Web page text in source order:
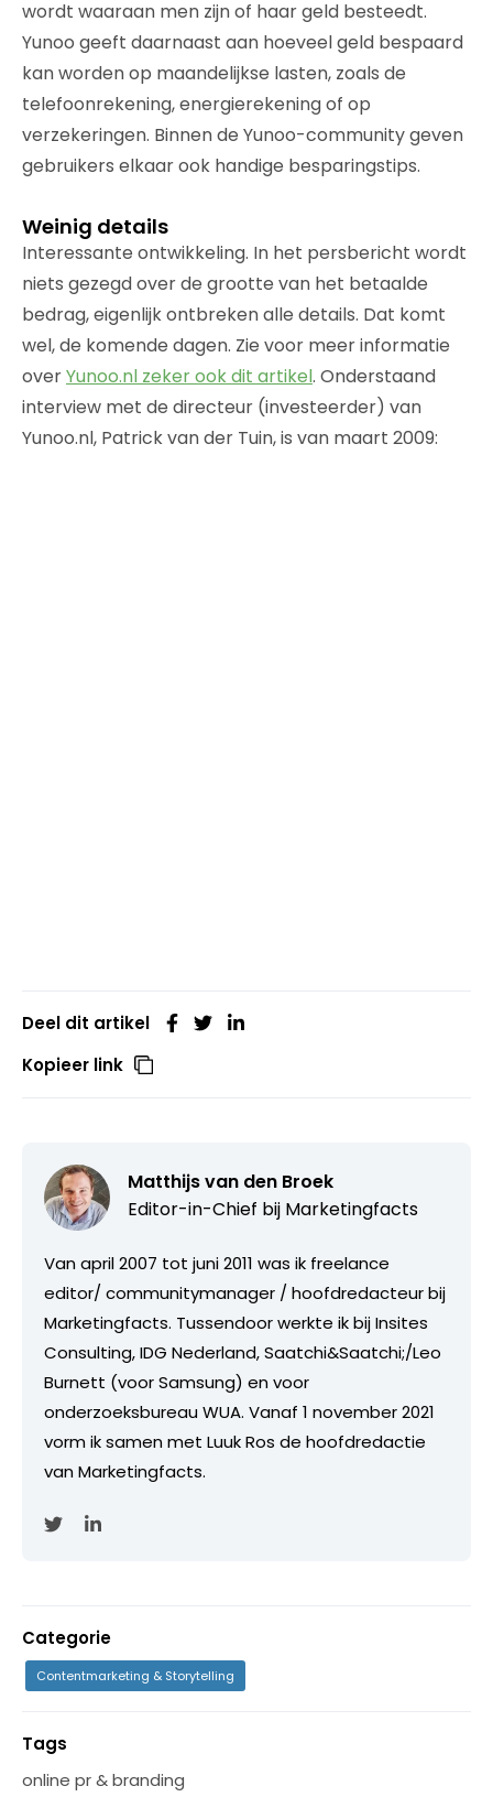
wordt waaraan men zijn of haar geld besteedt.
Yunoo geeft daarnaast aan hoeveel geld bespaard
kan worden op maandelijkse lasten, zoals de
telefoonrekening, energierekening of op
verzekeringen. Binnen de Yunoo-community geven
gebruikers elkaar ook handige besparingstips.
Weinig details
Interessante ontwikkeling. In het persbericht wordt
niets gezegd over de grootte van het betaalde
bedrag, eigenlijk ontbreken alle details. Dat komt
wel, de komende dagen. Zie voor meer informatie
overYunoo.nl zeker ook dit artikel. Onderstaand
interview met de directeur (investeerder) van
Yunoo.nl, Patrick van der Tuin, is van maart 2009:
Deel dit artikel
Kopieer link
Matthijs van den Broek
Editor-in-Chief bij Marketingfacts
Van april 2007 tot juni 2011 was ik freelance
editor/ communitymanager / hoofdredacteur bij
Marketingfacts. Tussendoor werkte ik bij Insites
Consulting, IDG Nederland, Saatchi&Saatchi;/Leo
Burnett (voor Samsung) en voor
onderzoeksbureau WUA. Vanaf 1 november 2021
vorm ik samen met Luuk Ros de hoofdredactie
van Marketingfacts.
Categorie
Contentmarketing & Storytelling
Tags
online pr & branding